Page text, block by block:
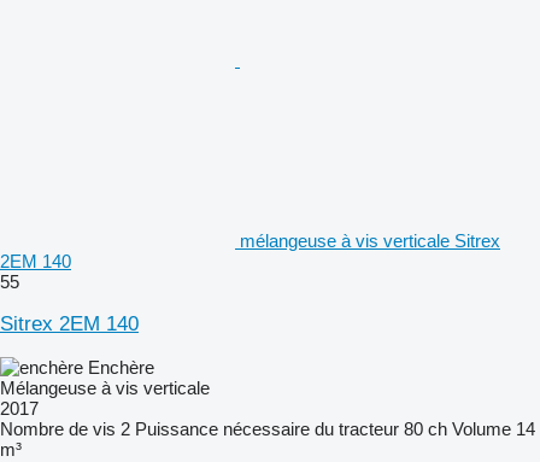
mélangeuse à vis verticale Sitrex
2EM 140
55
Sitrex 2EM 140
Enchère
Mélangeuse à vis verticale
2017
Nombre de vis 2 Puissance nécessaire du tracteur 80 ch Volume 14
m³